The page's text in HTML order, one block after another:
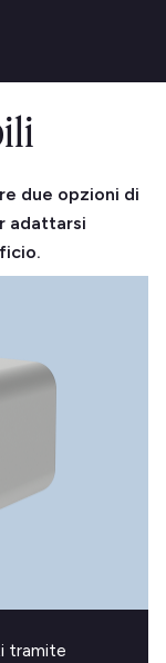
due opzioni di
adattarsi
tramite